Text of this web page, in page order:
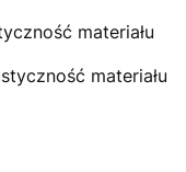
materiału
materiału